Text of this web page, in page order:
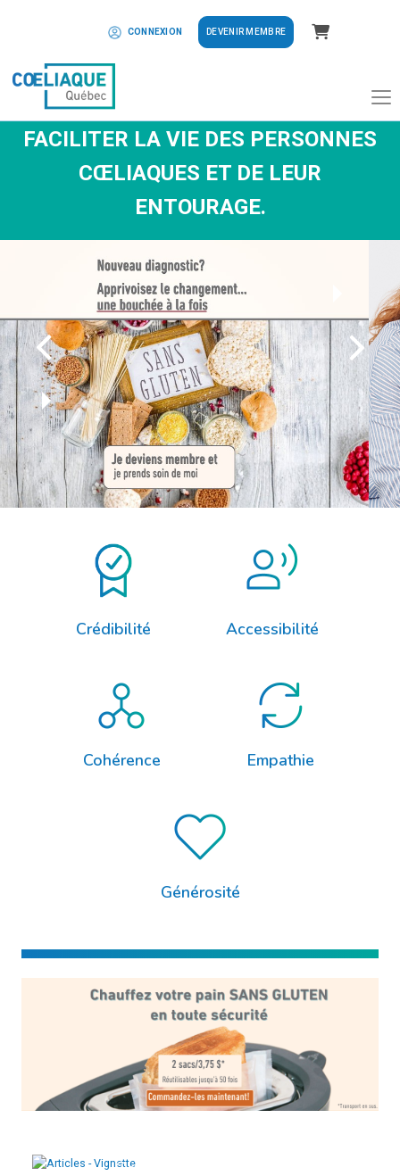
DEVENIR MEMBRE
CONNEXION Panier
FACILITER LA VIE DES PERSONNES
CŒLIAQUES ET DE LEUR
ENTOURAGE.
Précédent
Crédibilité Accessibilité
Cohérence Empathie
Générosité